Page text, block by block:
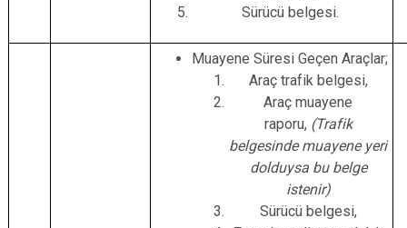
Sürücü belgesi.
Muayene Süresi Geçen Araçlar;
Araç trafik belgesi,
Araç muayene
raporu, (Trafik
belgesinde muayene yeri
dolduysa bu belge
istenir)
Sürücü belgesi,